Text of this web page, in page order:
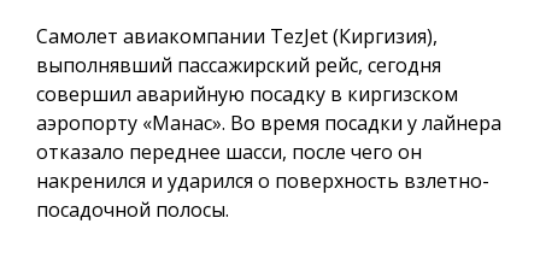
Самолет авиакомпании TezJet (Киргизия),
выполнявший пассажирский рейс, сегодня
совершил аварийную посадку в киргизском
аэропорту «Манас». Во время посадки у лайнера
отказало переднее шасси, после чего он
накренился и ударился о поверхность взлетно-
посадочной полосы.